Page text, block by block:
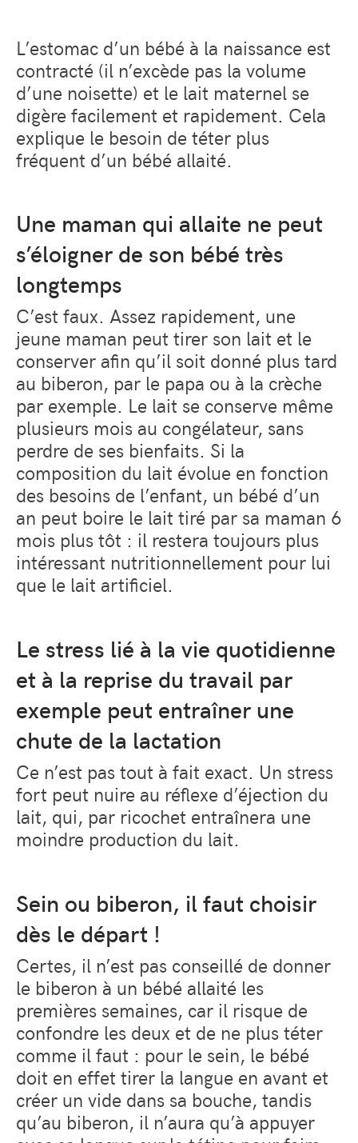
L’estomac d’un bébé à la naissance est
contracté (il n’excède pas la volume
d’une noisette) et le lait maternel se
digère facilement et rapidement. Cela
explique le besoin de téter plus
fréquent d’un bébé allaité.
Une maman qui allaite ne peut
s’éloigner de son bébé très
longtemps
C’est faux. Assez rapidement, une
jeune maman peut tirer son lait et le
conserver afin qu’il soit donné plus tard
au biberon, par le papa ou à la crèche
par exemple. Le lait se conserve même
plusieurs mois au congélateur, sans
perdre de ses bienfaits. Si la
composition du lait évolue en fonction
des besoins de l’enfant, un bébé d’un
an peut boire le lait tiré par sa maman 6
mois plus tôt : il restera toujours plus
intéressant nutritionnellement pour lui
que le lait artificiel.
Le stress lié à la vie quotidienne
et à la reprise du travail par
exemple peut entraîner une
chute de la lactation
Ce n’est pas tout à fait exact. Un stress
fort peut nuire au réflexe d’éjection du
lait, qui, par ricochet entraînera une
moindre production du lait.
Sein ou biberon, il faut choisir
dès le départ !
Certes, il n’est pas conseillé de donner
le biberon à un bébé allaité les
premières semaines, car il risque de
confondre les deux et de ne plus téter
comme il faut : pour le sein, le bébé
doit en effet tirer la langue en avant et
créer un vide dans sa bouche, tandis
qu’au biberon, il n’aura qu’à appuyer